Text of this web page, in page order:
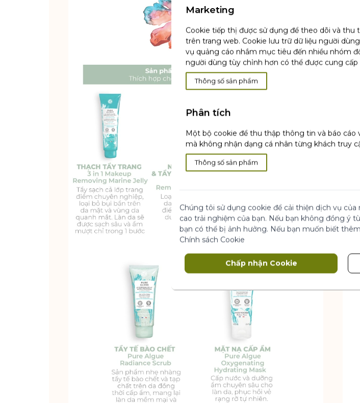
Marketing
Cookie tiếp thị được sử dụng để theo dõi và thu
trên trang web. Cookie lưu trữ dữ liệu người
vụ quảng cáo nhắm mục tiêu đến nhiều nhóm
người dùng tùy chỉnh hơn có thể được cung
Thông số sản phẩm
Phân tích
Một bộ cookie để thu thập thông tin và báo cáo
mà không nhận dạng cá nhân từng khách truy
Thông số sản phẩm
Chúng tôi sử dụng cookie để cải thiện dịch vụ của
cao trải nghiệm của bạn. Nếu bạn không đồng ý
bạn có thể bị ảnh hưởng. Nếu bạn muốn biết
Chính sách Cookie
Chấp nhận Cookie